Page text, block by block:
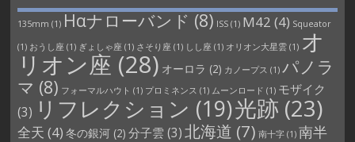
135mm (1) Hαナローバンド (8) ISS(1) M42 (4) Squeator
(1) おうし座 (1) ぎょしゃ座 (1) さそり座 (1) しし座 (1) オリオン大星雲(1) オ
リオン座 (28) オーロラ (2) カノープス (1) パノラ
マ (8) フォーマルハウト (1) プロミネンス (1) ムーンロード (1) モザイク
(3) リフレクション (19)光跡 (23)
全天 (4) 冬の銀河(2) 分子雲 (3)北海道 (7) 南十字(1) 南半